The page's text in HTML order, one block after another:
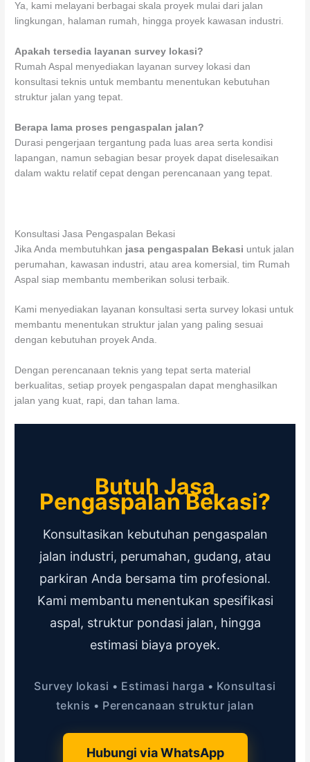
Ya, kami melayani berbagai skala proyek mulai dari jalan
lingkungan, halaman rumah, hingga proyek kawasan industri.
Apakah tersedia layanan survey lokasi?
Rumah Aspal menyediakan layanan survey lokasi dan
konsultasi teknis untuk membantu menentukan kebutuhan
struktur jalan yang tepat.
Berapa lama proses pengaspalan jalan?
Durasi pengerjaan tergantung pada luas area serta kondisi
lapangan, namun sebagian besar proyek dapat diselesaikan
dalam waktu relatif cepat dengan perencanaan yang tepat.
Konsultasi Jasa Pengaspalan Bekasi
Jika Anda membutuhkan jasa pengaspalan Bekasi untuk jalan
perumahan, kawasan industri, atau area komersial, tim Rumah
Aspal siap membantu memberikan solusi terbaik.
Kami menyediakan layanan konsultasi serta survey lokasi untuk
membantu menentukan struktur jalan yang paling sesuai
dengan kebutuhan proyek Anda.
Dengan perencanaan teknis yang tepat serta material
berkualitas, setiap proyek pengaspalan dapat menghasilkan
jalan yang kuat, rapi, dan tahan lama.
Butuh Jasa
Pengaspalan Bekasi?
Konsultasikan kebutuhan pengaspalan
jalan industri, perumahan, gudang, atau
parkiran Anda bersama tim profesional.
Kami membantu menentukan spesifikasi
aspal, struktur pondasi jalan, hingga
estimasi biaya proyek.
Survey lokasi • Estimasi harga • Konsultasi
teknis • Perencanaan struktur jalan
Hubungi via WhatsApp